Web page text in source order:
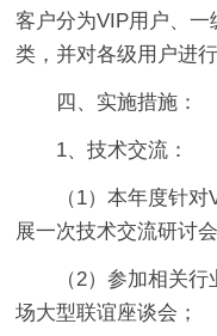
客户分为VIP用户、
类，并对各级用户进行
四、实施措施：
1、技术交流：
（1）本年度针
展一次技术交流研讨会
（2）参加相关
场大型联谊座谈会；